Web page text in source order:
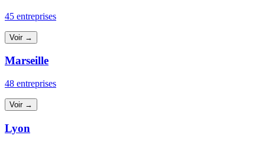
45 entreprises
Voir →
Marseille
48 entreprises
Voir →
Lyon